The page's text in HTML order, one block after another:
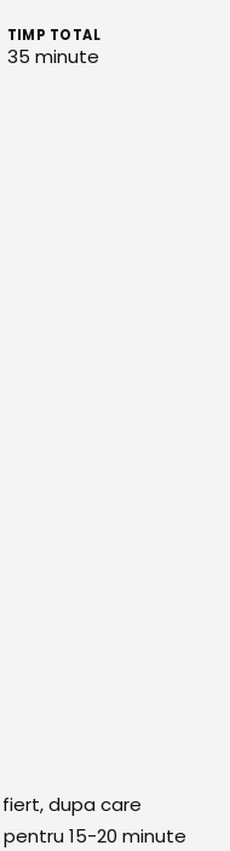
TIMP TOTAL
35 minute
dupa care
15-20 minute